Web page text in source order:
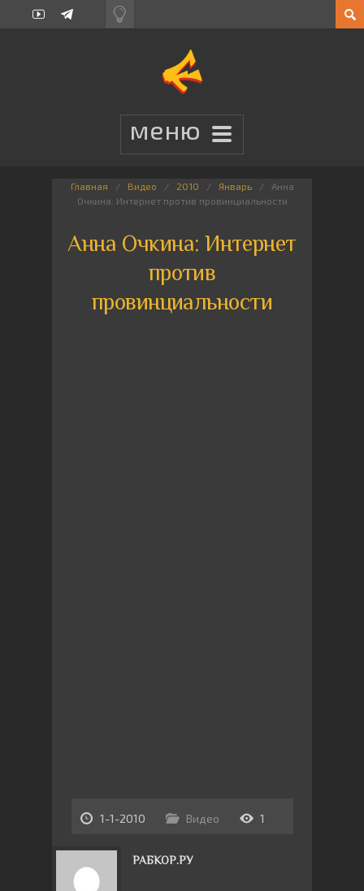
Главная Видео 2010 Январь
Анна
Очкина: Интернет против провинциальности
Анна Очкина: Интернет
против
провинциальности
1-1-2010 Видео 1
РАБКОР.РУ